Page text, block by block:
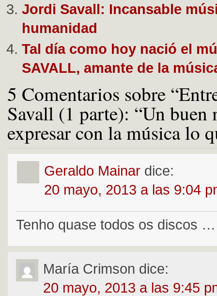
Jordi Savall: Incansable
humanidad
Tal día como hoy nació el
SAVALL, amante de la
5 Comentarios sobre
Savall (1 parte): “Un buen
expresar con la música lo
Geraldo Mainar dice:
20 mayo, 2013 a las 9:04
Tenho quase todos os discos …
María Crimson dice:
20 mayo, 2013 a las 9:45